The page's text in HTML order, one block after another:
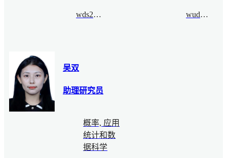
wds2021fall@bimsa.cn wudongyu@bimsa.cn
吴双
助理研究员
概率, 应用
统计和数
据科学